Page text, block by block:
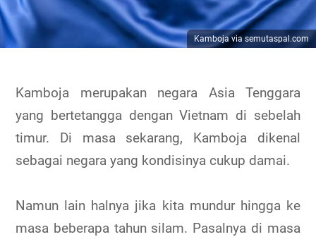
Kamboja via semutaspal.com
Kamboja merupakan negara Asia Tenggara
yang bertetangga dengan Vietnam di sebelah
timur. Di masa sekarang, Kamboja dikenal
sebagai negara yang kondisinya cukup damai.
Namun lain halnya jika kita mundur hingga ke
masa beberapa tahun silam. Pasalnya di masa